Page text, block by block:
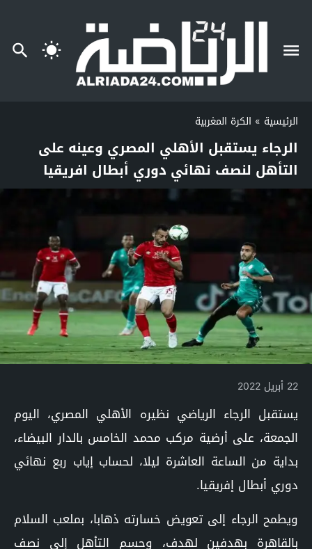
الرئيسية » الكرة المغربية
الرجاء يستقبل الأهلي المصري وعينه على
التأهل لنصف نهائي دوري أبطال افريقيا
22 أبريل 2022
يستقبل الرجاء الرياضي نظيره الأهلي المصري، اليوم
الجمعة، على أرضية مركب محمد الخامس بالدار البيضاء،
بداية من الساعة العاشرة ليلا، لحساب إياب ربع نهائي
دوري أبطال إفريقيا.
ويطمح الرجاء إلى تعويض خسارته ذهابا، بملعب السلام
بالقاهرة بهدفين لهدف، وحسم التأهل إلى نصف